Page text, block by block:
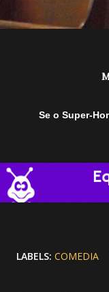
Se o Super-Homem esta rezando o que vai ser de
LABELS: COMEDIA